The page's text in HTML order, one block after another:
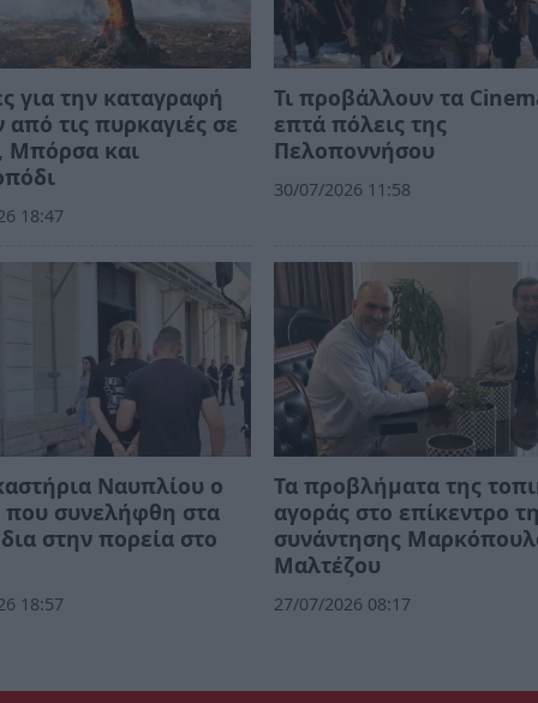
για την καταγραφή
από τις πυρκαγιές σε
Μπόρσα και
18:47
Τι προβάλλουν τα
επτά πόλεις της
Πελοποννήσου
30/07/2026 11:58
Ναυπλίου ο
που συνελήφθη στα
στην πορεία στο
18:57
Τα προβλήματα της
αγοράς στο επίκεντρο
συνάντησης
Μαλτέζου
27/07/2026 08:17